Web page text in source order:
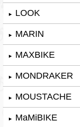
► LOOK
► MARIN
► MAXBIKE
► MONDRAKER
► MOUSTACHE
► MaMiBIKE